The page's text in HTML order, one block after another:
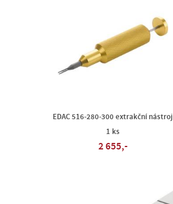
EDAC 516-280-300 extrakční nástroj
1 ks
2 655,-